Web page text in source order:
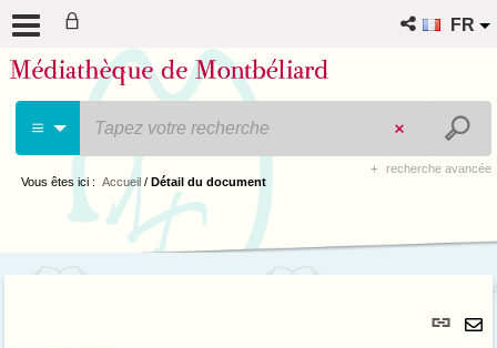
FR
recherche avancée
Vous êtes ici : Accueil / Détail du document